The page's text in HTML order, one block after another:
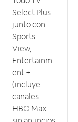
Select Plus
junto con
Sports
View,
Entertainm
ent +
(incluye
canales
HBO Max
sin anuncios